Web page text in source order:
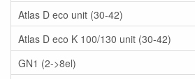
Atlas D eco unit (30-42)
Atlas D eco K 100/130 unit (30-42)
GN1 (2->8el)